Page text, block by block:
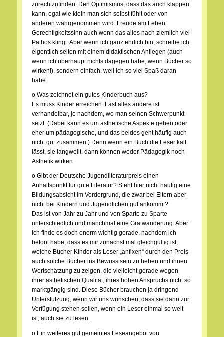
zurechtzufinden. Den Optimismus, dass das auch klappen
kann, egal wie klein man sich selbst fühlt oder von
anderen wahrgenommen wird. Freude am Leben.
Gerechtigkeitssinn auch wenn das alles nach ziemlich viel
Pathos klingt. Aber wenn ich ganz ehrlich bin, schreibe ich
eigentlich selten mit einem didaktischen Anliegen (auch
wenn ich überhaupt nichts dagegen habe, wenn Bücher so
wirken!), sondern einfach, weil ich so viel Spaß daran
habe.
o Was zeichnet ein gutes Kinderbuch aus?
Es muss Kinder erreichen. Fast alles andere ist
verhandelbar, je nachdem, wo man seinen Schwerpunkt
setzt. (Dabei kann es um ästhetische Aspekte gehen oder
eher um pädagogische, und das beides geht häufig auch
nicht gut zusammen.) Denn wenn ein Buch die Leser kalt
lässt, sie langweilt, dann können weder Pädagogik noch
Ästhetik wirken.
o Gibt der Deutsche Jugendliteraturpreis einen
Anhaltspunkt für gute Literatur? Steht hier nicht häufig eine
Bildungsabsicht im Vordergrund, die zwar bei Eltern aber
nicht bei Kindern und Jugendlichen gut ankommt?
Das ist von Jahr zu Jahr und von Sparte zu Sparte
unterschiedlich und manchmal eine Gratwanderung. Aber
ich finde es doch enorm wichtig gerade, nachdem ich
betont habe, dass es mir zunächst mal gleichgültig ist,
welche Bücher Kinder als Leser „anfixen“ durch den Preis
auch solche Bücher ins Bewusstsein zu heben und ihnen
Wertschätzung zu zeigen, die vielleicht gerade wegen
ihrer ästhetischen Qualität, ihres hohen Anspruchs nicht so
marktgängig sind. Diese Bücher brauchen ja dringend
Unterstützung, wenn wir uns wünschen, dass sie dann zur
Verfügung stehen sollen, wenn ein Leser einmal so weit
ist, auch sie zu lesen.
o Ein weiteres gut gemeintes Leseangebot von